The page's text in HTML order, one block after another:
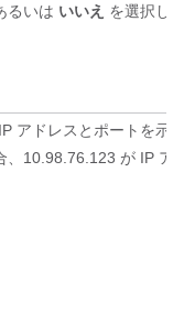
るいは いいえ を選択し
アドレスとポートを示
10.98.76.123 が IP ア